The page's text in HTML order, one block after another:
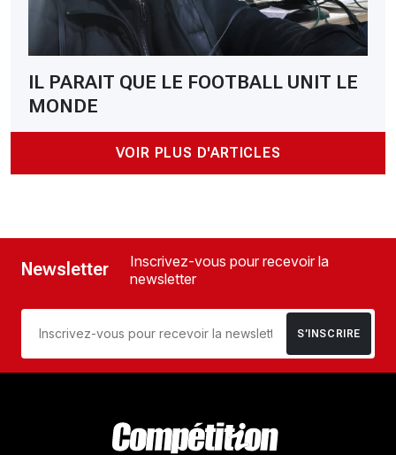
IL PARAIT QUE LE FOOTBALL UNIT LE
MONDE
VOIR PLUS D'ARTICLES
Newsletter
Inscrivez-vous pour recevoir la
newsletter
S’INSCRIRE